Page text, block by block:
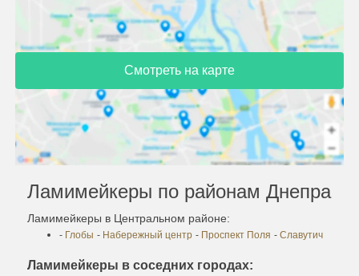
Смотреть на карте
Ламимейкеры по районам Днепра
Ламимейкеры в Центральном районе:
- Глобы - Набережный центр - Проспект Поля - Славутич
Ламимейкеры в соседних городах: